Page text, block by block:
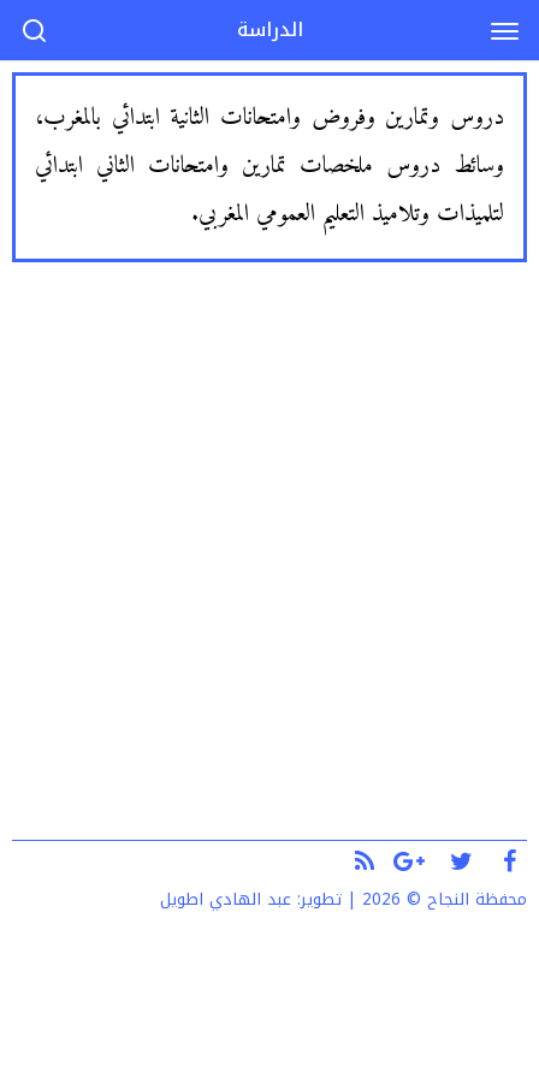
دروس وتمارين وفروض وامتحانات الثانية ابتدائي بالمغرب،
وسائط دروس ملخصات تمارين وامتحانات الثاني ابتدائي
لتلميذات وتلاميذ التعليم العمومي المغربي.
محفظة النجاح © 2026 | تطوير: عبد الهادي اطويل
الدراسة